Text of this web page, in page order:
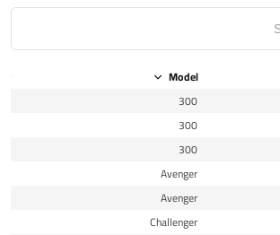
Model
300
300
300
Avenger
Avenger
Challenger